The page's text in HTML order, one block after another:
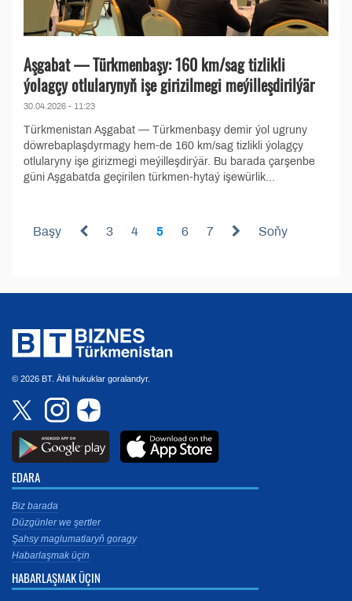
Aşgabat — Türkmenbaşy: 160 km/sag tizlikli
ýolagçy otlularynyň işe girizilmegi meýilleşdirilýär
30.04.2026 - 11:23
Türkmenistan Aşgabat — Türkmenbaşy demir ýol ugruny
döwrebaplaşdyrmagy hem-de 160 km/sag tizlikli ýolagçy
otlularyny işe girizmegi meýilleşdirýär. Bu barada çarşenbe
güni Aşgabatda geçirilen türkmen-hytaý işewürlik...
Başy 3 4 5 6 7 Soňy
© 2026 BT. Ähli hukuklar goralandyr.
EDARA
Biz barada
Düzgünler we şertler
Şahsy maglumatlaryň goragy
Habarlaşmak üçin
HABARLAŞMAK ÜÇIN